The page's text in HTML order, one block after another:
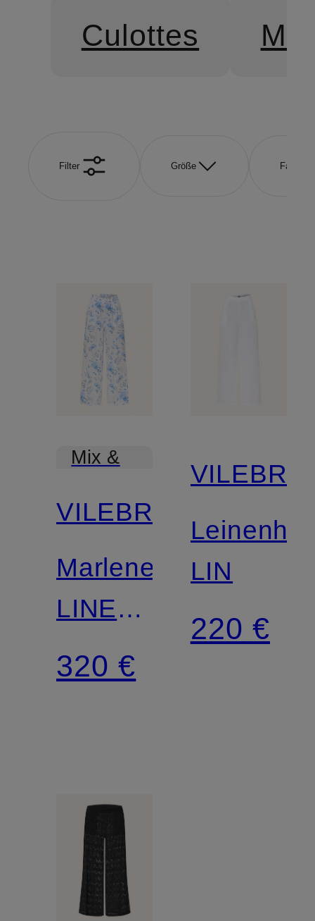
Culottes
Filter Größe Farbe
Mix &
VILEBREQUIN
Marlenehose
LINE
MEDUSA
AND
320 €
LIN
220 €